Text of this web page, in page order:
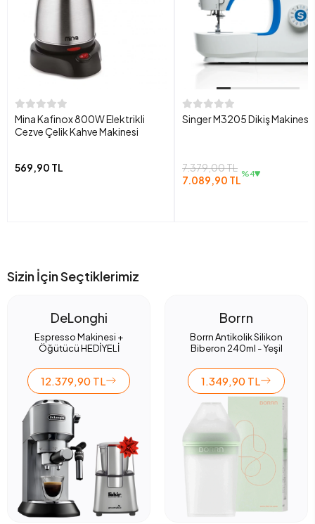
Mina Kafinox 800W Elektrikli
Cezve Çelik Kahve Makinesi
569,90 TL
Singer M3205 Dikiş Makinesi
7.379,00 TL
7.089,90 TL %4
Sizin İçin Seçtiklerimiz
DeLonghi
Espresso Makinesi +
Öğütücü HEDİYELİ
12.379,90 TL
Borrn
Borrn Antikolik Silikon
Biberon 240ml - Yeşil
1.349,90 TL